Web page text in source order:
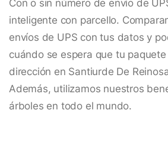
Con o sin número de envío de
inteligente con parcello.
envíos de UPS con tus datos y
cuándo se espera que tu
dirección en Santiurde De
Además, utilizamos nuestros
árboles en todo el mundo.